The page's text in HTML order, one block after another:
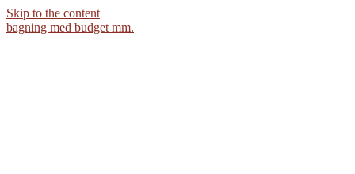
Skip to the content
bagning med budget mm.